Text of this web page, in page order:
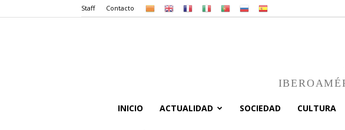
Staff Contacto
INICIO ACTUALIDAD SOCIEDAD CULTURA